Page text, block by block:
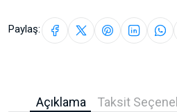
Paylaş:
Açıklama Taksit